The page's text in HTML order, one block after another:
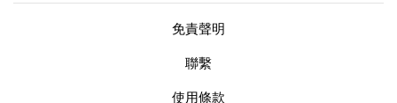
免責聲明
聯繫
使用條款